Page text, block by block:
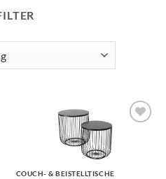
Wunschliste
COUCH- & BEISTELLTISCHE